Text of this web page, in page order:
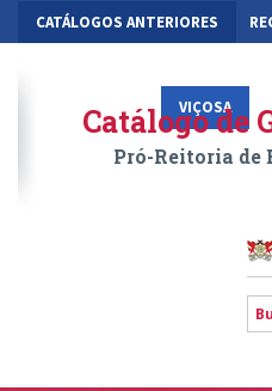
CATÁLOGOS ANTERIORES
VIÇOSA
Catálogo de
Pró-Reitoria de